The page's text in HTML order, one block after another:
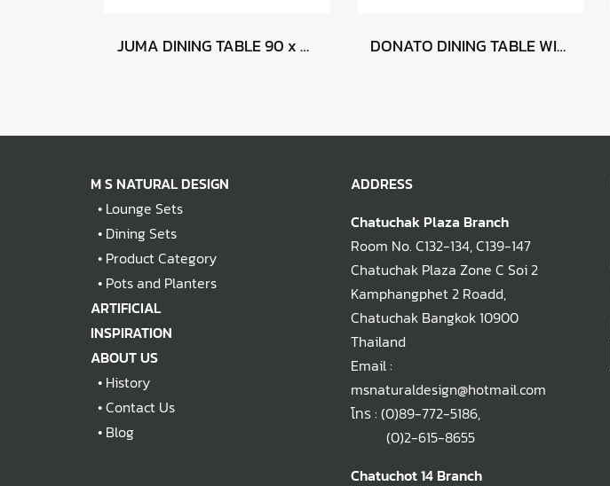
JUMA DINING TABLE 90 x 90 - BLACK MARBLE DONATO DINING TABLE WITH LAZY SUSAN
M S NATURAL DESIGN
• Lounge Sets
• Dining Sets
• Product Category
• Pots and Planters
ARTIFICIAL
INSPIRATION
ABOUT US
• History
•Contact Us
• Blog
ADDRESS
Chatuchak Plaza Branch
Room No. C132-134, C139-147
Chatuchak Plaza Zone C Soi 2
Kamphangphet 2 Roadd,
Chatuchak Bangkok 10900
Thailand
Email :
msnaturaldesign@hotmail.com
โทร : (0)89-772-5186,
(0)2-615-8655
Chatuchot 14 Branch